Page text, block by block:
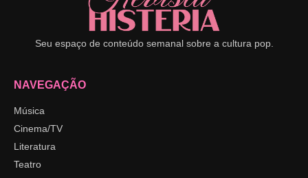
Seu espaço de conteúdo semanal sobre a cultura pop.
NAVEGAÇÃO
Música
Cinema/TV
Literatura
Teatro